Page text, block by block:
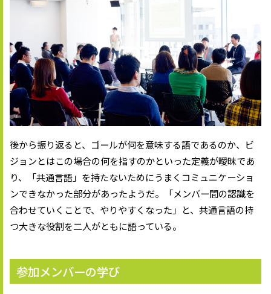
後から振り返ると、ゴールが何を意味する語であるのか、ビ
ジョンとはこの場合の何を指すのかといった定義が曖昧であ
り、「共通言語」を持たないためにうまくコミュニケーショ
ンできなかった部分があったようだ。「メンバー間の認識を
合わせていくことで、やりやすくなった」と、共通言語の持
つ大きな役割を二人がともに語っている。
参加メンバーの学び